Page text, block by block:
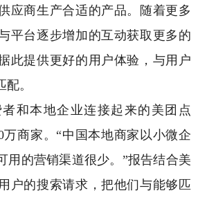
应商生产合适的产品。随着更多
平台逐步增加的互动获取更多的
此提供更好的用户体验，与用户
。
本地企业连接起来的美团点
万商家。“中国本地商家以小微企
用的营销渠道很少。”报告结合美
户的搜索请求，把他们与能够匹